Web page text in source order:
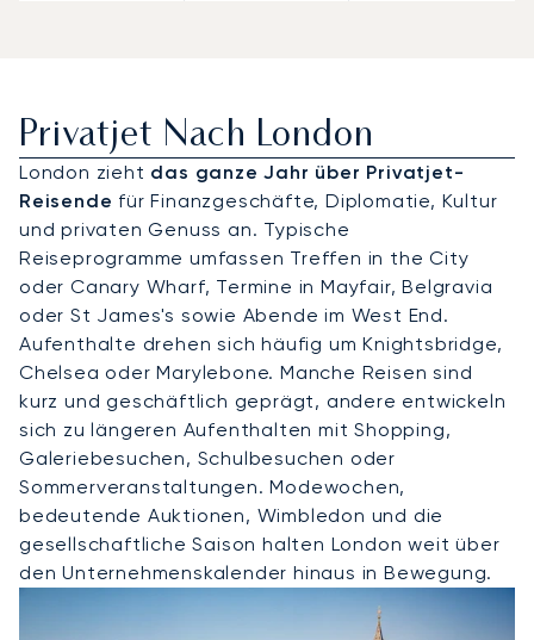
Privatjet Nach London
London zieht das ganze Jahr über Privatjet-
Reisende für Finanzgeschäfte, Diplomatie, Kultur
und privaten Genuss an. Typische
Reiseprogramme umfassen Treffen in the City
oder Canary Wharf, Termine in Mayfair, Belgravia
oder St James's sowie Abende im West End.
Aufenthalte drehen sich häufig um Knightsbridge,
Chelsea oder Marylebone. Manche Reisen sind
kurz und geschäftlich geprägt, andere entwickeln
sich zu längeren Aufenthalten mit Shopping,
Galeriebesuchen, Schulbesuchen oder
Sommerveranstaltungen. Modewochen,
bedeutende Auktionen, Wimbledon und die
gesellschaftliche Saison halten London weit über
den Unternehmenskalender hinaus in Bewegung.